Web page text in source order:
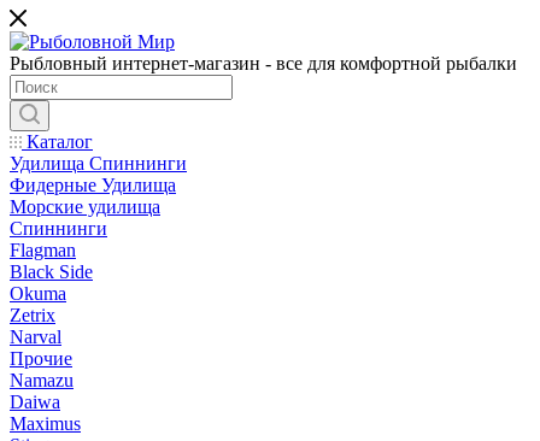
Рыбловный интернет-магазин - все для комфортной рыбалки
Каталог
Удилища Спиннинги
Фидерные Удилища
Морские удилища
Спиннинги
Flagman
Black Side
Okuma
Zetrix
Narval
Прочие
Namazu
Daiwa
Maximus